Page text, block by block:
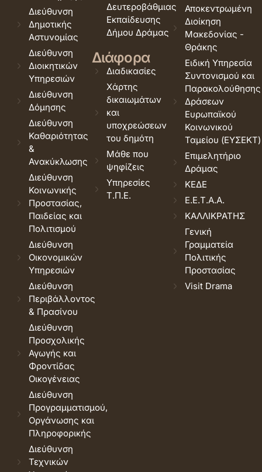
Διεύθυνση
Δημοτικής
Αστυνομίας
Διεύθυνση
Διοικητικών
Υπηρεσιών
Διεύθυνση
Δόμησης
Διεύθυνση
Καθαριότητας
&
Ανακύκλωσης
Διεύθυνση
Κοινωνικής
Προστασίας,
Παιδείας και
Πολιτισμού
Διεύθυνση
Οικονομικών
Υπηρεσιών
Διεύθυνση
Περιβάλλοντος
& Πρασίνου
Διεύθυνση
Προσχολικής
Αγωγής και
Φροντίδας
Οικογένειας
Διεύθυνση
Προγραμματισμού,
Οργάνωσης και
Πληροφορικής
Διεύθυνση
Τεχνικών
Δευτεροβάθμιας
Εκπαίδευσης
Δήμου Δράμας
Διάφορα
Διαδικασίες
Χάρτης
δικαιωμάτων
και
υποχρεώσεων
του δημότη
Μάθε που
ψηφίζεις
Υπηρεσίες
Τ.Π.Ε.
Αποκεντρωμένη
Διοίκηση
Μακεδονίας -
Θράκης
Ειδική Υπηρεσία
Συντονισμού και
Παρακολούθησης
Δράσεων
Ευρωπαϊκού
Κοινωνικού
Ταμείου (ΕΥΣΕΚΤ)
Επιμελητήριο
Δράμας
ΚΕΔΕ
Ε.Ε.Τ.Α.Α.
ΚΑΛΛΙΚΡΑΤΗΣ
Γενική
Γραμματεία
Πολιτικής
Προστασίας
Visit Drama